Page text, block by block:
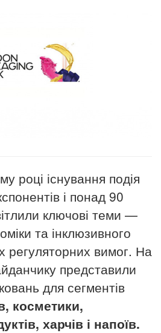
році існування подія
і понад 90
ключові теми —
та інклюзивного
регуляторних вимог. На
представили
для сегментів
косметики,
харчів і напоїв.